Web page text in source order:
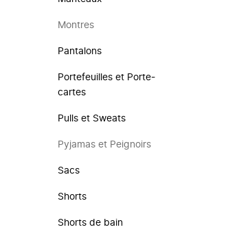
Montres
Pantalons
Portefeuilles et Porte-
cartes
Pulls et Sweats
Pyjamas et Peignoirs
Sacs
Shorts
Shorts de bain